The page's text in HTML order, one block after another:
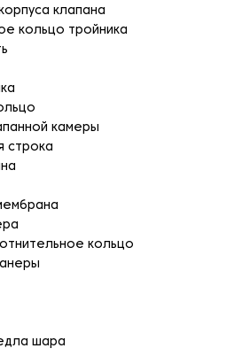
клапана
кольцо тройника
камеры
строка
кольцо
шара